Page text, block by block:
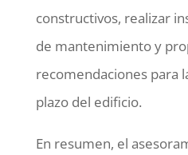
constructivos, realizar
de mantenimiento y
recomendaciones para
plazo del edificio.
En resumen, el